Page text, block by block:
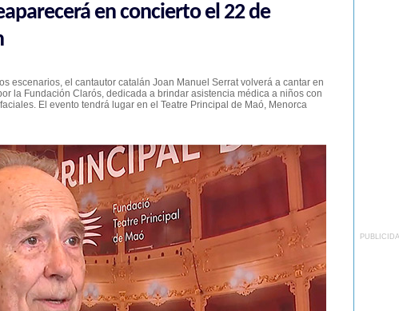
en concierto el 22 de
escenarios, el cantautor catalán Joan Manuel Serrat volverá a cantar en
la Fundación Clarós, dedicada a brindar asistencia médica a niños con
El evento tendrá lugar en el Teatre Principal de Maó, Menorca